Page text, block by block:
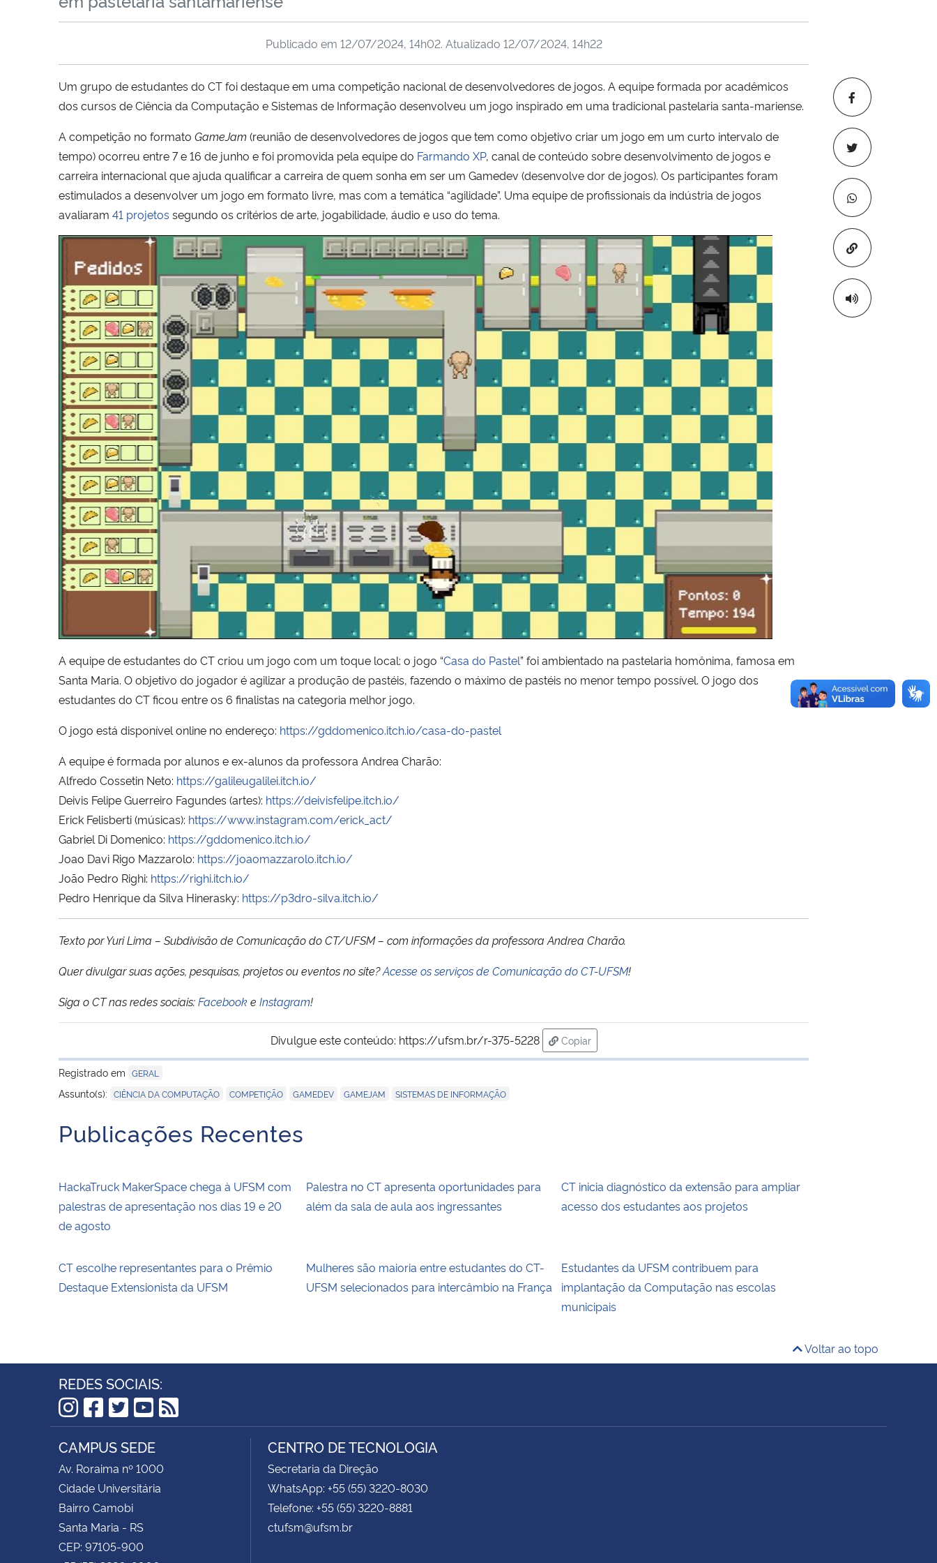
Copiar para
Publicado em 12/07/2024, 14h02. Atualizado 12/07/2024, 14h22
Um grupo de estudantes do CT foi destaque em uma competição nacional de desenvolvedores de jogos. A equipe formada por acadêmicos
dos cursos de Ciência da Computação e Sistemas de Informação desenvolveu um jogo inspirado em uma tradicional pastelaria santa-mariense.
A competição no formato GameJam(reunião de desenvolvedores de jogos que tem como objetivo criar um jogo em um curto intervalo de
tempo) ocorreu entre 7 e 16 de junho e foi promovida pela equipe do Farmando XP, canal de conteúdo sobre desenvolvimento de jogos e
carreira internacional que ajuda qualificar a carreira de quem sonha em ser um Gamedev (desenvolve dor de jogos). Os participantes foram
estimulados a desenvolver um jogo em formato livre, mas com a temática “agilidade”. Uma equipe de profissionais da indústria de jogos
avaliaram 41 projetos segundo os critérios de arte, jogabilidade, áudio e uso do tema.
A equipe de estudantes do CT criou um jogo com um toque local: o jogo “Casa do Pastel” foi ambientado na pastelaria homônima, famosa em
Santa Maria. O objetivo do jogador é agilizar a produção de pastéis, fazendo o máximo de pastéis no menor tempo possível. O jogo dos
estudantes do CT ficou entre os 6 finalistas na categoria melhor jogo.
O jogo está disponível online no endereço: https://gddomenico.itch.io/casa-do-pastel
A equipe é formada por alunos e ex-alunos da professora Andrea Charão:
Alfredo Cossetin Neto: https://galileugalilei.itch.io/
Deivis Felipe Guerreiro Fagundes (artes): https://deivisfelipe.itch.io/
Erick Felisberti (músicas): https://www.instagram.com/erick_act/
Gabriel Di Domenico: https://gddomenico.itch.io/
Joao Davi Rigo Mazzarolo: https://joaomazzarolo.itch.io/
João Pedro Righi: https://righi.itch.io/
Pedro Henrique da Silva Hinerasky: https://p3dro-silva.itch.io/
Texto por Yuri Lima – Subdivisão de Comunicação do CT/UFSM – com informações da professora Andrea Charão.
Quer divulgar suas ações, pesquisas, projetos ou eventos no site?Acesse os serviços de Comunicação do CT-UFSM!
Siga o CT nas redes sociais:Facebooke Instagram!
Divulgue este conteúdo: https://ufsm.br/r-375-5228
Copiar
para área de transferência
Registrado em GERAL
Assunto(s): CIÊNCIA DA COMPUTAÇÃO COMPETIÇÃO GAMEDEV GAMEJAM SISTEMAS DE INFORMAÇÃO
Publicações Recentes
HackaTruck MakerSpace chega à UFSM com
palestras de apresentação nos dias 19 e 20
de agosto
Palestra no CT apresenta oportunidades para
além da sala de aula aos ingressantes
CT inicia diagnóstico da extensão para ampliar
acesso dos estudantes aos projetos
CT escolhe representantes para o Prêmio
Destaque Extensionista da UFSM
Mulheres são maioria entre estudantes do CT-
UFSM selecionados para intercâmbio na França
Estudantes da UFSM contribuem para
implantação da Computação nas escolas
municipais
Voltar ao topo
REDES SOCIAIS:
Instagram
Facebook
Twitter
YouTube
RSS
CAMPUS SEDE
Av. Roraima nº 1000
Cidade Universitária
Bairro Camobi
Santa Maria - RS
CEP: 97105-900
CENTRO DE TECNOLOGIA
Secretaria da Direção
WhatsApp: +55 (55) 3220-8030
Telefone: +55 (55) 3220-8881
ctufsm@ufsm.br